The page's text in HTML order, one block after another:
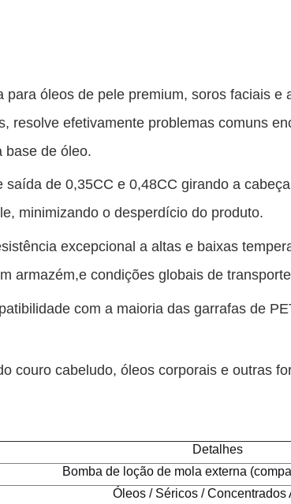
óleos de pele premium, soros faciais
resolve efetivamente problemas comuns
base de óleo.
de 0,35CC e 0,48CC girando a
minimizando o desperdício do produto.
excepcional a altas e baixas
armazém,e condições globais de
com a maioria das garrafas de
couro cabeludo, óleos corporais e outras
Detalhes
Bomba de loção de mola externa
Óleos / Séricos / Concentrados